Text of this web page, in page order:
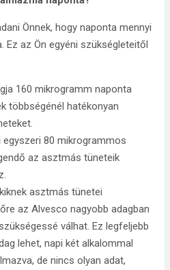
Önnek, hogy naponta mennyi
Ez az Ön egyéni szükségleteitől
160 mikrogramm naponta
többségénél hatékonyan
egyszeri 80 mikrogrammos
az asztmás tüneteik
asztmás tünetei
az Alvesco nagyobb adagban
válhat. Ez legfeljebb
lehet, napi két alkalommal
de nincs olyan adat,